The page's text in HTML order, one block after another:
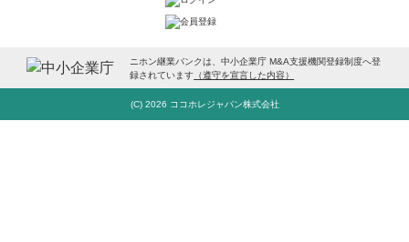
ニホン継業バンクは、中小企業庁 M&A支援機関登録制度へ登
録されています （遵守を宣言した内容）
(C) 2026 ココホレジャパン株式会社